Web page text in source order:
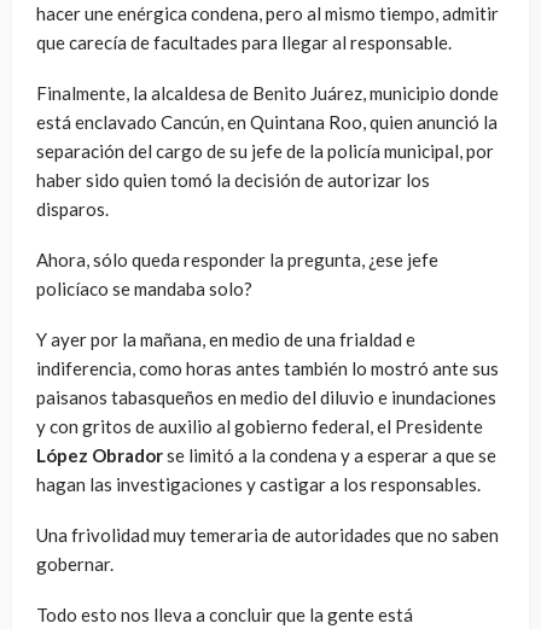
hacer une enérgica condena, pero al mismo tiempo, admitir
que carecía de facultades para llegar al responsable.
Finalmente, la alcaldesa de Benito Juárez, municipio donde
está enclavado Cancún, en Quintana Roo, quien anunció la
separación del cargo de su jefe de la policía municipal, por
haber sido quien tomó la decisión de autorizar los
disparos.
Ahora, sólo queda responder la pregunta, ¿ese jefe
policíaco se mandaba solo?
Y ayer por la mañana, en medio de una frialdad e
indiferencia, como horas antes también lo mostró ante sus
paisanos tabasqueños en medio del diluvio e inundaciones
y con gritos de auxilio al gobierno federal, el Presidente
López Obradorse limitó a la condena y a esperar a que se
hagan las investigaciones y castigar a los responsables.
Una frivolidad muy temeraria de autoridades que no saben
gobernar.
Todo esto nos lleva a concluir que la gente está